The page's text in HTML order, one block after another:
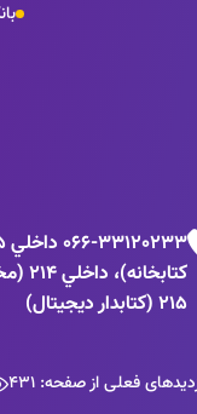
215 (کتابدار دیجیتال)
فعلی از صفحه: 431